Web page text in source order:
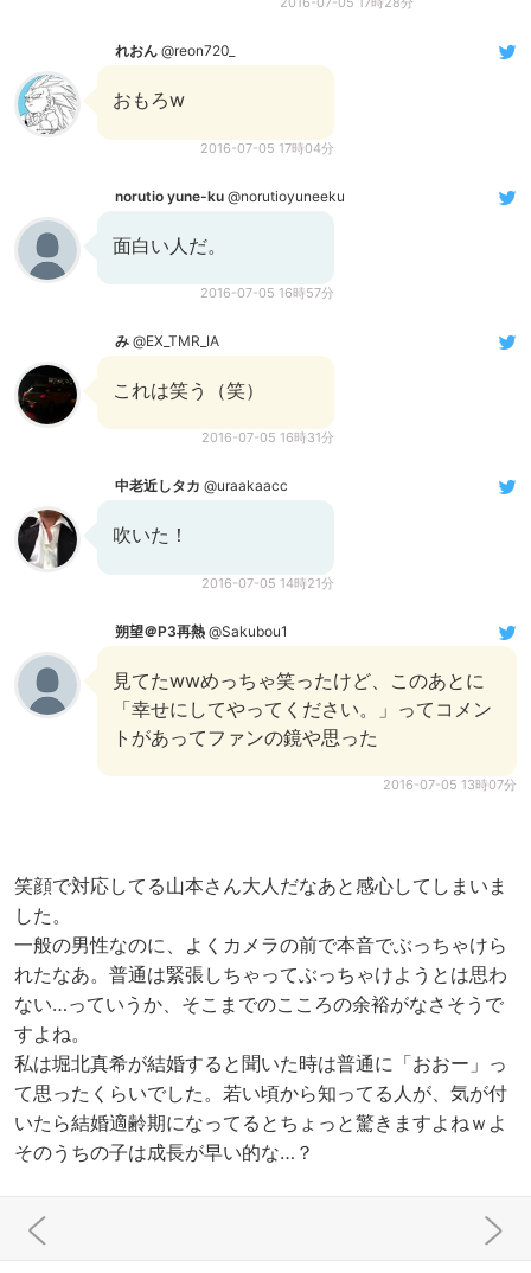
れおん @reon720_
おもろw
2016-07-05 17時04分
norutio yune-ku @norutioyuneeku
面白い人だ。
2016-07-05 16時57分
み @EX_TMR_IA
これは笑う（笑）
2016-07-05 16時31分
中老近しタカ @uraakaacc
吹いた！
2016-07-05 14時21分
朔望＠P3再熱 @Sakubou1
見てたwwめっちゃ笑ったけど、このあとに
「幸せにしてやってください。」ってコメン
トがあってファンの鏡や思った
2016-07-05 13時07分
笑顔で対応してる山本さん大人だなあと感心してしまいま
した。
一般の男性なのに、よくカメラの前で本音でぶっちゃけら
れたなあ。普通は緊張しちゃってぶっちゃけようとは思わ
ない…っていうか、そこまでのこころの余裕がなさそうで
すよね。
私は堀北真希が結婚すると聞いた時は普通に「おおー」っ
て思ったくらいでした。若い頃から知ってる人が、気が付
いたら結婚適齢期になってるとちょっと驚きますよねｗよ
そのうちの子は成長が早い的な…？